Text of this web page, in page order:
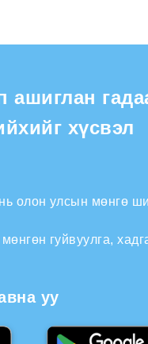
ашиглан
хүсвэл
олон улсын мөнгө
гуйвуулга,
уу